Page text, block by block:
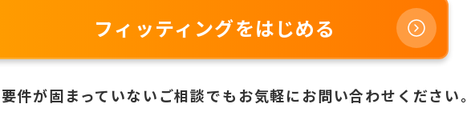
フィッティングをはじめる
件が固まっていないご相談でもお気軽にお問い合わせください。